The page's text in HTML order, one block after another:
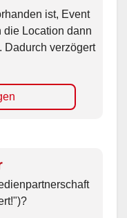
ist, Event
die Location dann
Dadurch verzögert